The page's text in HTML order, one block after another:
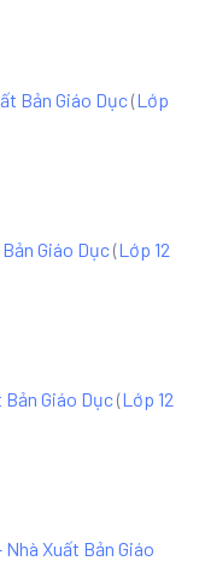
Bản Giáo Dục(Lớp
Giáo Dục(Lớp 12
Bản Giáo Dục(Lớp 12
Nhà Xuất Bản Giáo